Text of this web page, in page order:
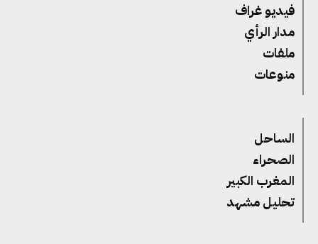
فيديو غراف
مدار الرأي
ملفات
منوعات
الساحل
الصحراء
المغرب الكبير
تحليل مشهد